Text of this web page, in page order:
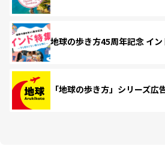
地球の歩き方45周年記念 イ
「地球の歩き方」シリーズ広